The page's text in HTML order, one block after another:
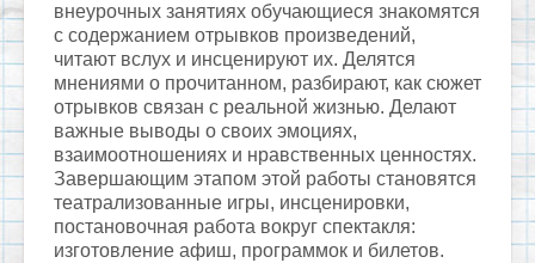
внеурочных занятиях обучающиеся знакомятся
с содержанием отрывков произведений,
читают вслух и инсценируют их. Делятся
мнениями о прочитанном, разбирают, как сюжет
отрывков связан с реальной жизнью. Делают
важные выводы о своих эмоциях,
взаимоотношениях и нравственных ценностях.
Завершающим этапом этой работы становятся
театрализованные игры, инсценировки,
постановочная работа вокруг спектакля:
изготовление афиш, программок и билетов.